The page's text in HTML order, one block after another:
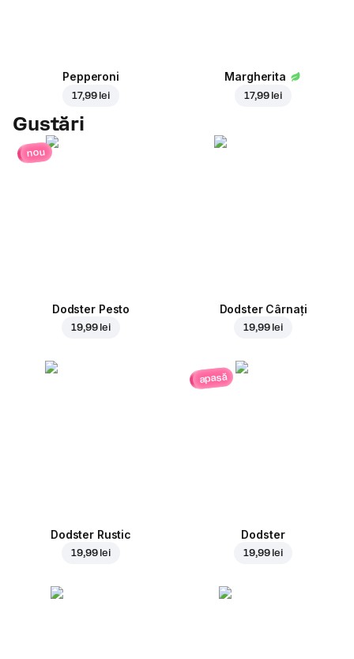
Pepperoni
17,99 lei
Margherita
17,99 lei
Gustări
nou
Dodster Pesto
19,99 lei
Dodster Cârnați
19,99 lei
Dodster Rustic
19,99 lei
apasă
Dodster
19,99 lei